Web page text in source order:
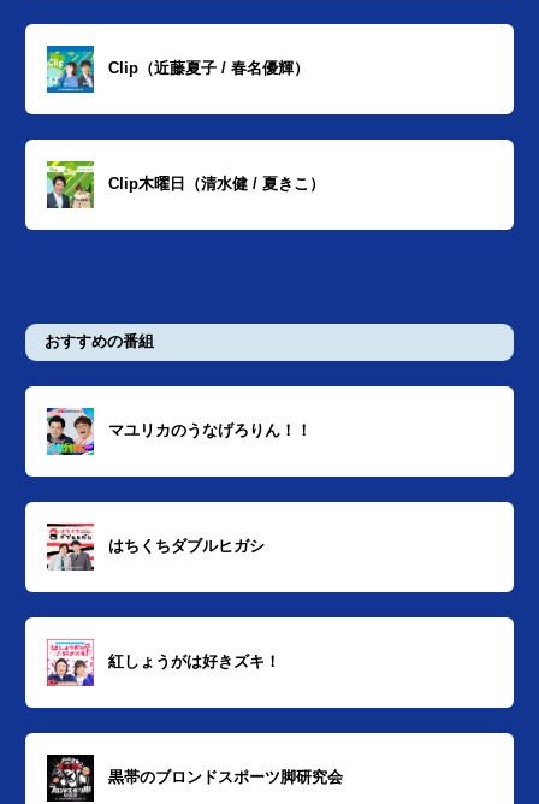
Clip（近藤夏子 / 春名優輝）
Clip木曜日（清水健 / 夏きこ）
おすすめの番組
マユリカのうなげろりん！！
はちくちダブルヒガシ
紅しょうがは好きズキ！
黒帯のブロンドスポーツ脚研究会